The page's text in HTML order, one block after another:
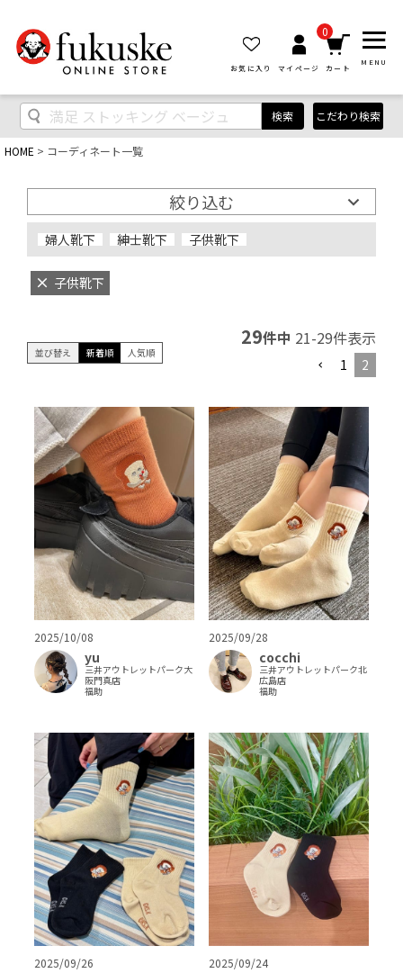
お気に入り マイページ
0
カート
MENU
検索 こだわり検索
HOME コーディネート一覧
絞り込む
婦人靴下 紳士靴下 子供靴下
子供靴下
並び替え 新着順 人気順
29件中 21-29件表示
1 2
2025/10/08
yu
三井アウトレットパーク大
阪門真店
福助
2025/09/28
cocchi
三井アウトレットパーク北
広島店
福助
2025/09/26 2025/09/24